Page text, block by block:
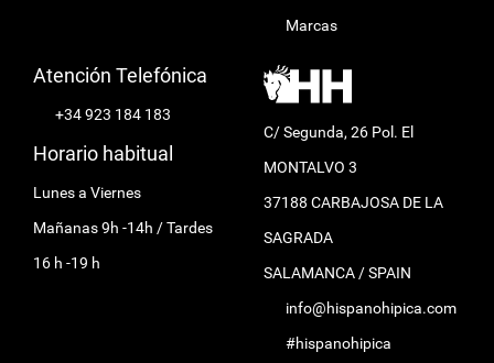
Marcas
Atención Telefónica
+34 923 184 183
Horario habitual
Lunes a Viernes
Mañanas 9h -14h / Tardes
16 h -19 h
C/ Segunda, 26 Pol. El
MONTALVO 3
37188 CARBAJOSA DE LA
SAGRADA
SALAMANCA / SPAIN
info@hispanohipica.com
#hispanohipica